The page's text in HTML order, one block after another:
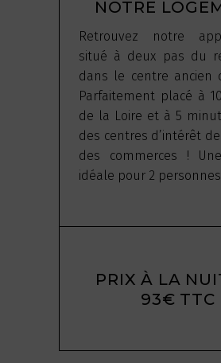
NOTRE
Retrouvez notre
situé à deux pas du
dans le centre ancien
Parfaitement placé à
de la Loire et à 5
des centres d’intérêt
des commerces !
idéale pour 2
PRIX À LA
93€ TTC